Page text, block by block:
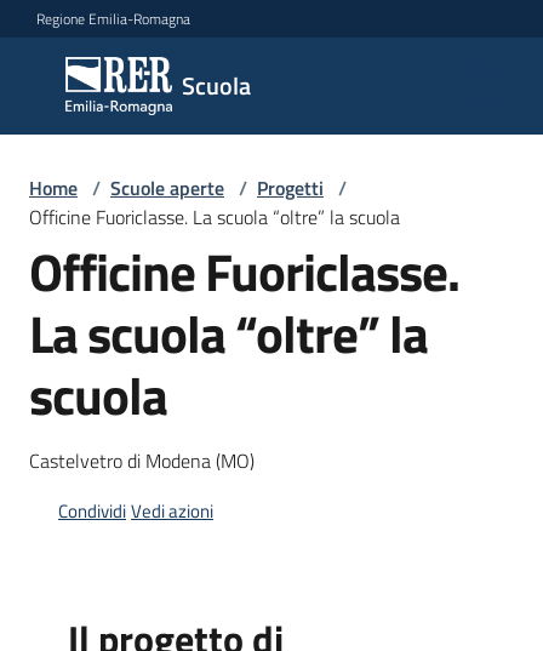
Vai al contenuto
Vai alla navigazione
Vai al footer
Regione Emilia-Romagna
Scuola
Scuola
Argomenti
Novità
Servizi
Leggi,
atti
programmi
Home / Scuole aperte / Progetti /
Officine Fuoriclasse. La scuola “oltre” la scuola
Officine Fuoriclasse.
La scuola “oltre” la
scuola
Castelvetro di Modena (MO)
CondividiVedi azioni
Il progetto di